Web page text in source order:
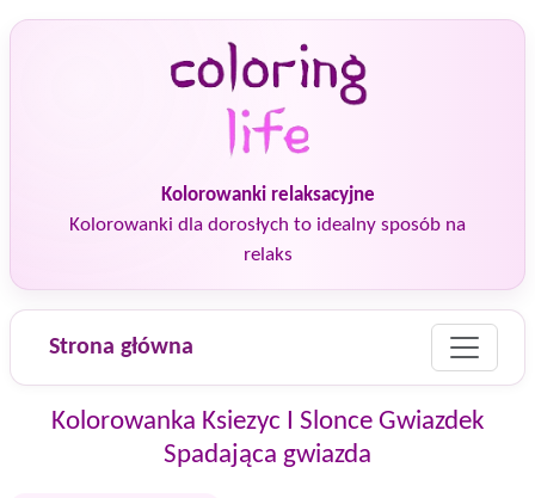
Kolorowanki relaksacyjne
Kolorowanki dla dorosłych to idealny sposób na
relaks
Strona główna
Kolorowanka Ksiezyc I Slonce Gwiazdek
Spadająca gwiazda